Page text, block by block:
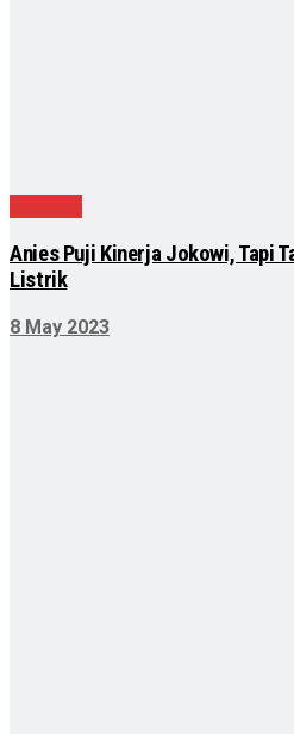
Anies Puji Kinerja Jokowi, Tapi
Listrik
8 May 2023